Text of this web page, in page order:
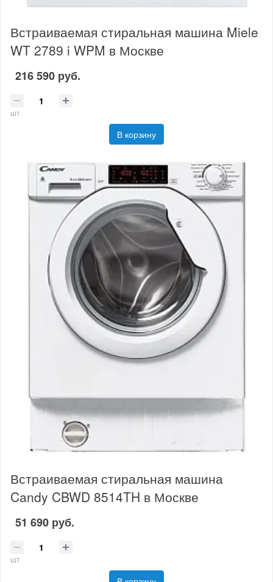
Встраиваемая стиральная машина Miele
WT 2789 i WPM в Москве
216 590 руб.
шт
В корзину
Встраиваемая стиральная машина
Candy CBWD 8514TH в Москве
51 690 руб.
шт